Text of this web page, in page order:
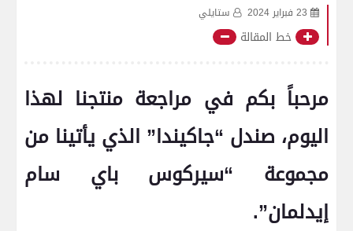
23 فبراير 2024 ستايلي
خط المقالة
مرحباً بكم في مراجعة‌ منتجنا لهذا
اليوم، صندل “جاكيندا” الذي ⁤يأتينا من
مجموعة “سيركوس⁣ باي سام
إيدلمان”.